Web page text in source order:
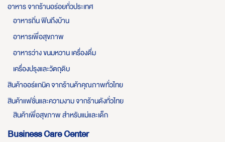
อาหาร จากร้านอร่อยทั่วประเทศ
อาหารถิ่น ฟินถึงบ้าน
อาหารเพื่อสุขภาพ
อาหารว่าง ขนมหวาน เครื่องดื่ม
เครื่องปรุงและวัตถุดิบ
สินค้าออร์แกนิค จากร้านค้าคุณภาพทั่วไทย
สินค้าแฟชั่นและความงาม จากร้านดังทั่วไทย
สินค้าเพื่อสุขภาพ สำหรับแม่และเด็ก
Business Care Center